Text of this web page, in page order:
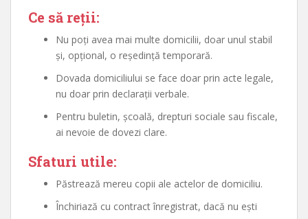
Ce să reții:
Nu poți avea mai multe domicilii, doar unul stabil
și, opțional, o reședință temporară.
Dovada domiciliului se face doar prin acte legale,
nu doar prin declarații verbale.
Pentru buletin, școală, drepturi sociale sau fiscale,
ai nevoie de dovezi clare.
Sfaturi utile:
Păstrează mereu copii ale actelor de domiciliu.
Închiriază cu contract înregistrat, dacă nu ești